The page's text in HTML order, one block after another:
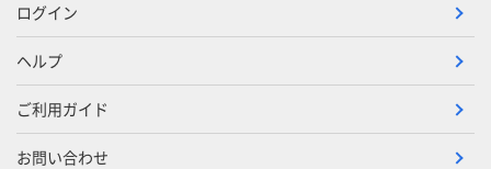
ログイン
ヘルプ
ご利用ガイド
お問い合わせ